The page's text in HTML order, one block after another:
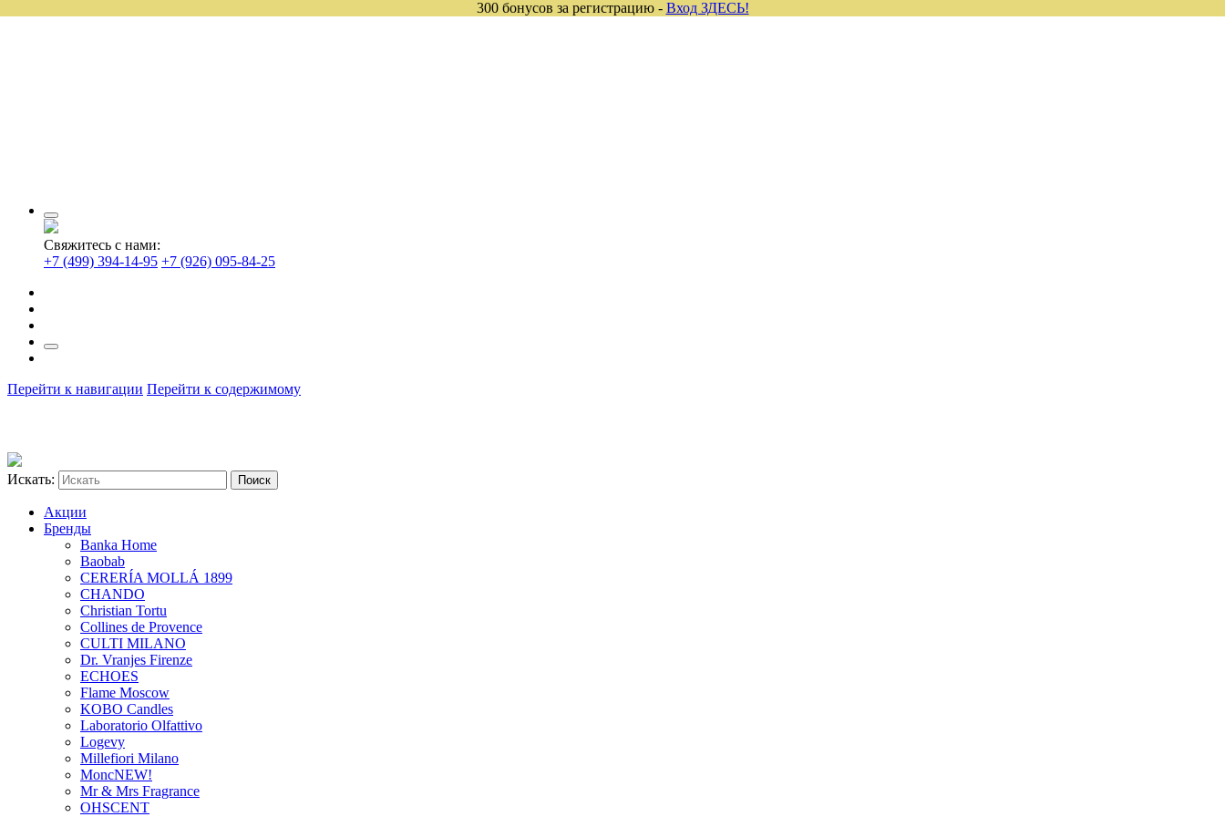
Свяжитесь с нами:
+7 (499) 394-14-95 +7 (926) 095-84-25
Перейти к навигации Перейти к содержимому
Искать:
Акции
Бренды
Banka Home
Baobab
CERERÍA MOLLÁ 1899
CHANDO
Christian Tortu
Collines de Provence
CULTI MILANO
Dr. Vranjes Firenze
ECHOES
Flame Moscow
KOBO Candles
Laboratorio Olfattivo
Logevy
Millefiori Milano
MoncNEW!
Mr & Mrs Fragrance
OHSCENT
300 бонусов за регистрацию - Вход ЗДЕСЬ!